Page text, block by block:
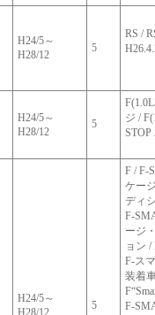
H24/5～
H28/12
5
RS /
H24/5～
H28/12
5
ジ /
H24/5～
H28/12
5
F / F-
ケー
ディ
F-
ージ
ョン
F-ス
装着
F-